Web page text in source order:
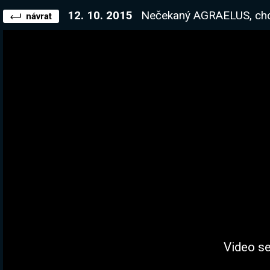
návrat 12. 10. 2015 Nečekaný AGRAELUS, chce abych tady
Video